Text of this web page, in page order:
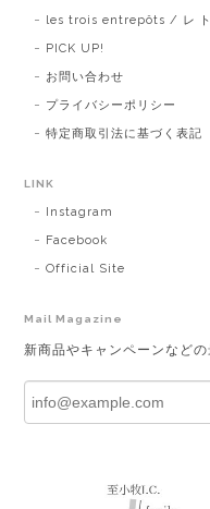
les trois entrepôts / レ ト
PICK UP!
お問い合わせ
プライバシーポリシー
特定商取引法に基づく表記
LINK
Instagram
Facebook
Official Site
Mail Magazine
新商品やキャンペーンなど